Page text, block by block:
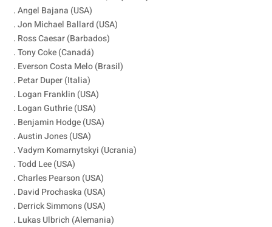
. Angel Bajana (USA)
. Jon Michael Ballard (USA)
. Ross Caesar (Barbados)
. Tony Coke (Canadá)
. Everson Costa Melo (Brasil)
. Petar Duper (Italia)
. Logan Franklin (USA)
. Logan Guthrie (USA)
. Benjamin Hodge (USA)
. Austin Jones (USA)
. Vadym Komarnytskyi (Ucrania)
. Todd Lee (USA)
. Charles Pearson (USA)
. David Prochaska (USA)
. Derrick Simmons (USA)
. Lukas Ulbrich (Alemania)